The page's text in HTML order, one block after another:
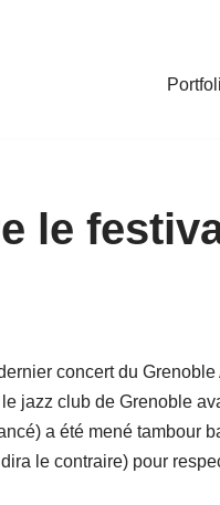
le
concert du
le jazz club de Grenoble
a été mené tambour
le contraire) pour